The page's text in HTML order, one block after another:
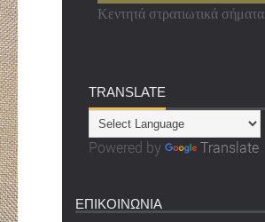
Κεντητά στρατιωτικά σήματα
TRANSLATE
Powered by Translate
ΕΠΙΚΟΙΝΩΝΙΑ